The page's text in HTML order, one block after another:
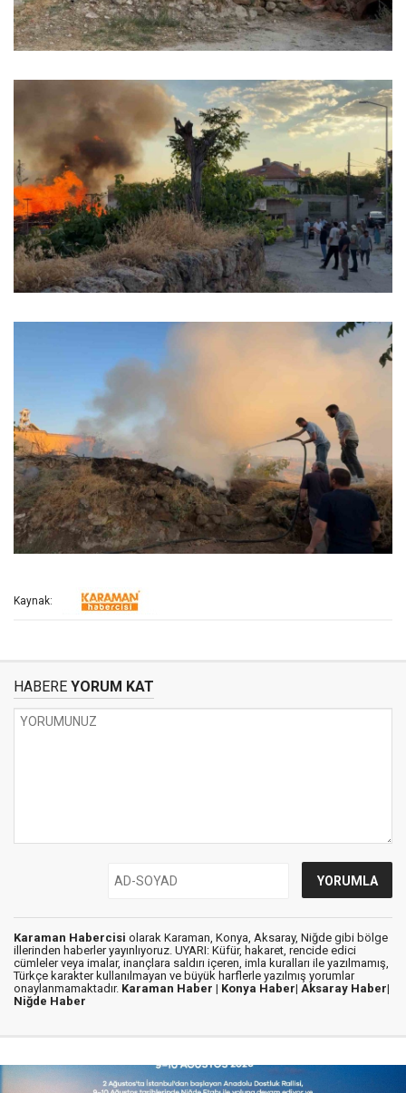
Kaynak:
HABERE YORUM KAT
Karaman Habercisi olarak Karaman, Konya, Aksaray, Niğde gibi bölge
illerinden haberler yayınlıyoruz. UYARI: Küfür, hakaret, rencide edici
cümleler veya imalar, inançlara saldırı içeren, imla kuralları ile yazılmamış,
Türkçe karakter kullanılmayan ve büyük harflerle yazılmış yorumlar
onaylanmamaktadır. Karaman Haber | Konya Haber| Aksaray Haber|
Niğde Haber